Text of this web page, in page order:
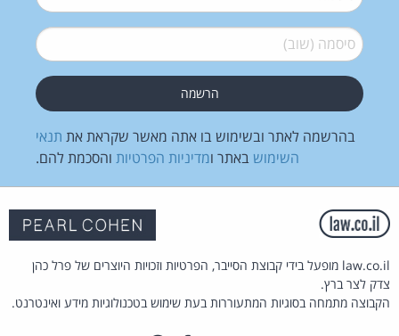
סיסמה (שוב)*
בהרשמה לאתר ובשימוש בו אתה מאשר שקראת את תנאי
השימוש באתר ומדיניות הפרטיות והסכמת להם.
law.co.il מופעל בידי קבוצת הסייבר, הפרטיות וזכויות היוצרים של פרל כהן
צדק לצר ברץ.
הקבוצה מתמחה בסוגיות המתעוררות בעת שימוש בטכנולוגיות מידע ואינטרנט.